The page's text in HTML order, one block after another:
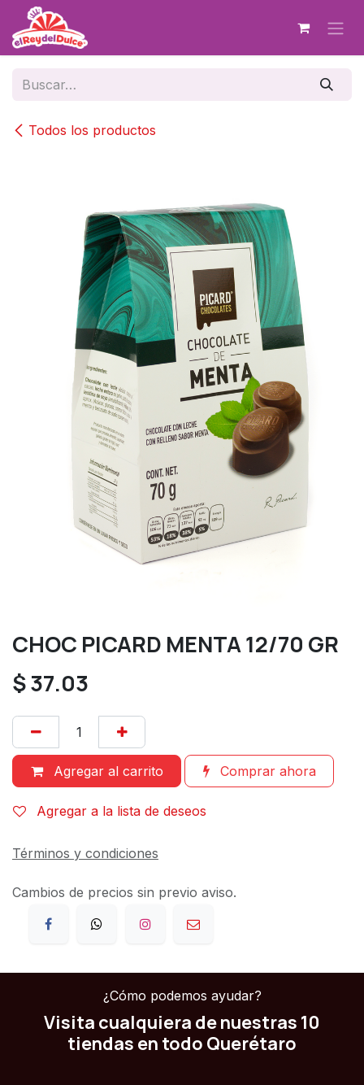
Ir al contenido
Todos los productos
CHOC PICARD MENTA 12/70 GR
$37.03
Agregar al carrito Comprar ahora
Agregar a la lista de deseos
Términos y condiciones
Cambios de precios sin previo aviso.
¿Cómo podemos ayudar?
Visita cualquiera de nuestras 10
tiendas en todo Querétaro